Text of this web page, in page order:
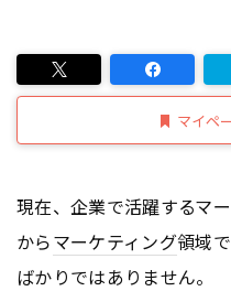
マイペ
現在、企業で活躍するマ
からマーケティング領域
ばかりではありません。